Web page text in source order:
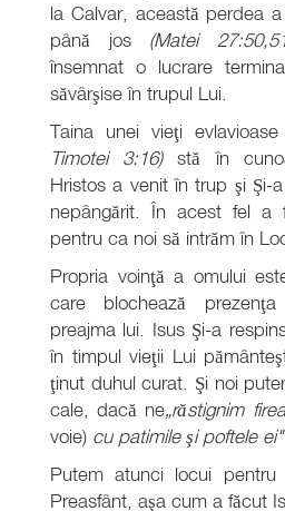
la Calvar, această perdea
până jos (Matei
însemnat o lucrare
săvârşise în trupul Lui.
Taina unei vieţi
Timotei 3:16)stă în
Hristos a venit în trup şi Şi-
nepângărit. În acest fel a
pentru ca noi să intrăm în
Propria voinţă a omului
care blochează
preajma lui. Isus Şi-a
în timpul vieţii Lui
ţinut duhul curat. Şi noi
cale, dacă ne„răstignim
voie) cu patimile şi poftele
Putem atunci locui
Preasfânt, aşa cum a făcut